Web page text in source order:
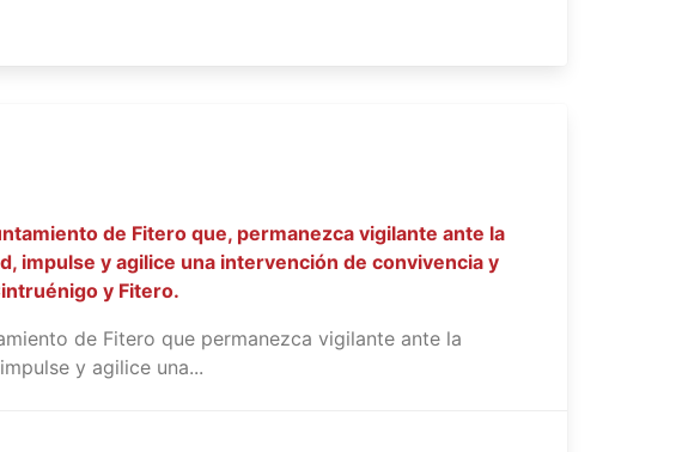
de Fitero que, permanezca vigilante ante la
impulse y agilice una intervención de convivencia y
y Fitero.
de Fitero que permanezca vigilante ante la
y agilice una...